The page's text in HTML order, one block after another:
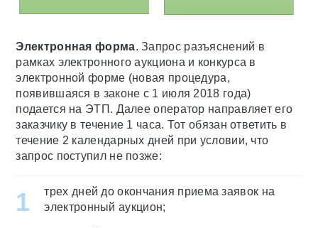
Электронная форма. Запрос разъяснений в
рамках электронного аукциона и конкурса в
электронной форме (новая процедура,
появившаяся в законе с 1 июля 2018 года)
подается на ЭТП. Далее оператор направляет его
заказчику в течение 1 часа. Тот обязан ответить в
течение 2 календарных дней при условии, что
запрос поступил не позже:
трех дней до окончания приема заявок на
электронный аукцион;